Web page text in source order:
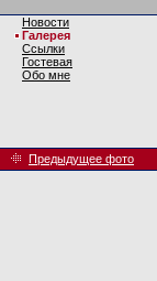
Новости
Галерея
Ссылки
Гостевая
Обо мне
Предыдущее фото